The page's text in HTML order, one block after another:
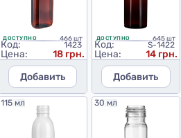
ДОСТУПНО 466 шт
Код: 1423
Цена:
18 грн.
Добавить
ДОСТУПНО 645 шт
Код: S-1422
Цена:
14 грн.
Добавить
115 мл 30 мл